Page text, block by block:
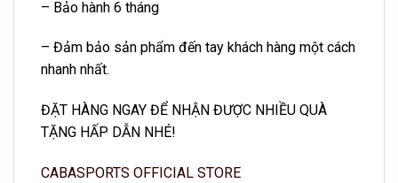
– Bảo hành 6 tháng
– Đảm bảo sản phẩm đến tay khách hàng một cách
nhanh nhất.
ĐẶT HÀNG NGAY ĐỂ NHẬN ĐƯỢC NHIỀU QUÀ
TẶNG HẤP DẪN NHÉ!
CABASPORTS OFFICIAL STORE